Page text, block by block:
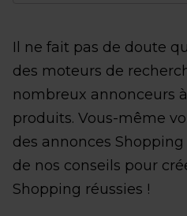
Il ne fait pas de doute
des moteurs de
nombreux annonceurs
produits. Vous-même
des annonces
de nos conseils pour
Shopping réussies !